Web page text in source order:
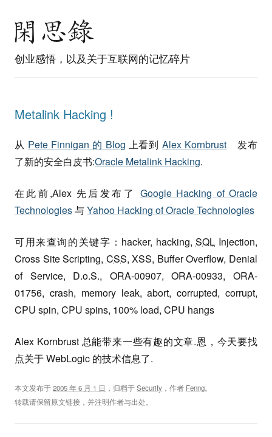
创业感悟，以及关于互联网的记忆碎片
Metalink Hacking !
从 Pete Finnigan 的 Blog 上看到Alex Kornbrust 发布
了新的安全白皮书:Oracle Metalink Hacking.
在此前,Alex 先后发布了 Google Hacking of Oracle
Technologies与Yahoo Hacking of Oracle Technologies
可用来查询的关键字：hacker, hacking,SQL Injection,
Cross Site Scripting, CSS, XSS, Buffer Overflow, Denial
of Service, D.o.S., ORA-00907, ORA-00933, ORA-
01756, crash, memory leak, abort, corrupted, corrupt,
CPU spin, CPU spins, 100% load, CPU hangs
Alex Kornbrust 总能带来一些有趣的文章.恩，今天要找
点关于 WebLogic 的技术信息了.
本文发布于2005 年 6 月 1 日 ，归档于Security ，作者 Fenng。
转载请保留原文链接，并注明作者与出处。